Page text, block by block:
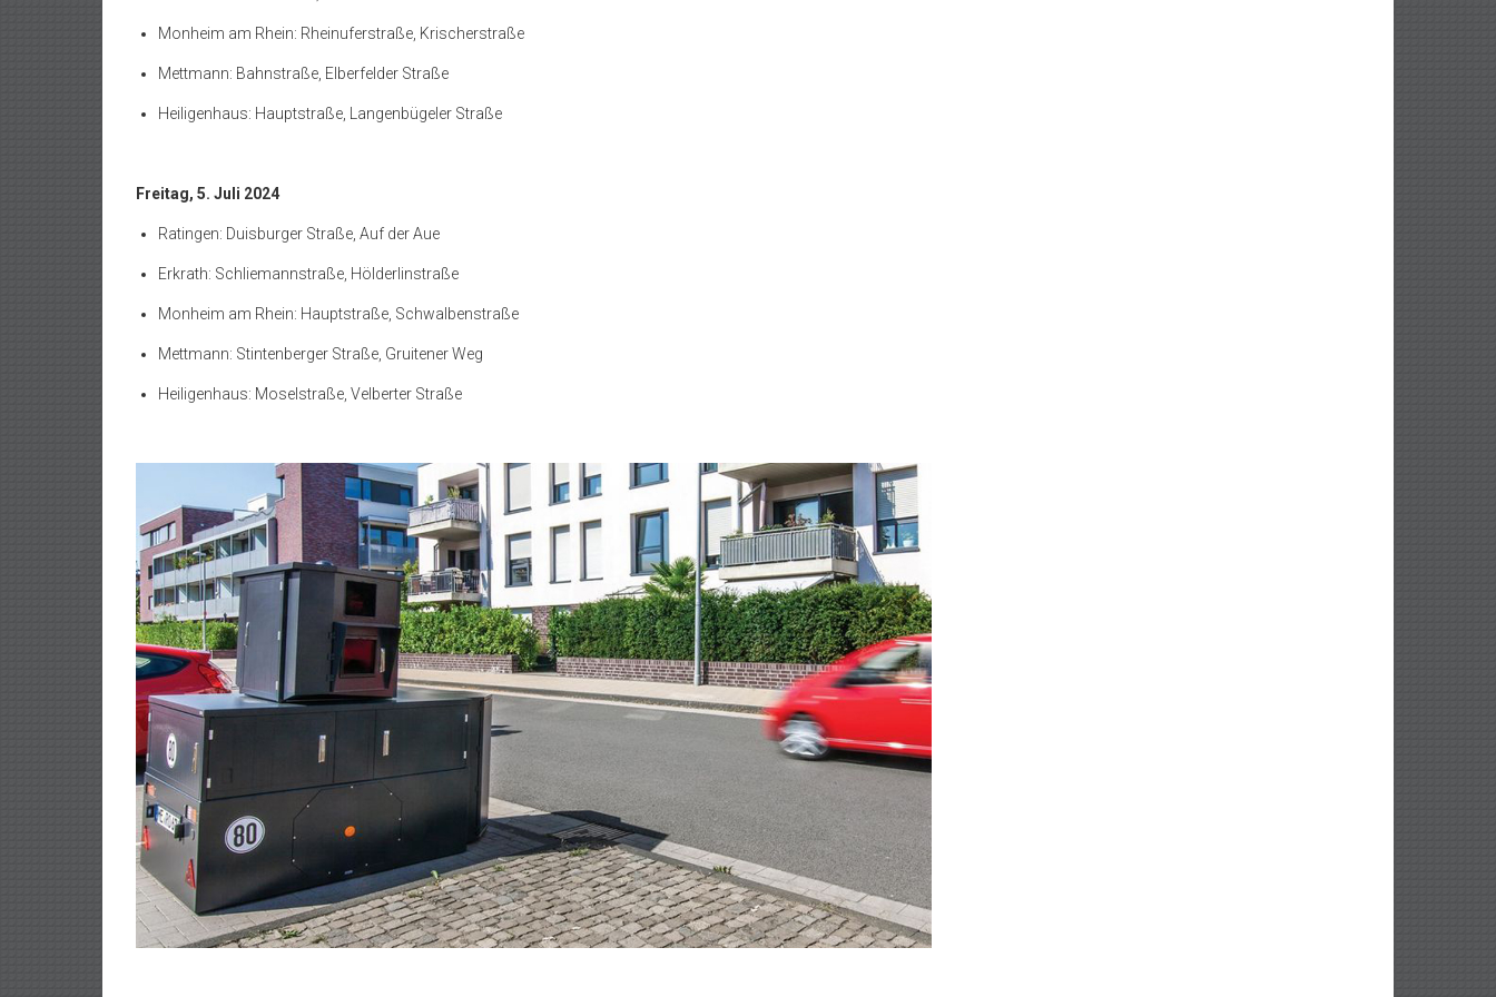
Monheim am Rhein: Rheinuferstraße, Krischerstraße
Mettmann: Bahnstraße, Elberfelder Straße
Heiligenhaus: Hauptstraße, Langenbügeler Straße
Freitag, 5. Juli 2024
Ratingen: Duisburger Straße, Auf der Aue
Erkrath: Schliemannstraße, Hölderlinstraße
Monheim am Rhein: Hauptstraße, Schwalbenstraße
Mettmann: Stintenberger Straße, Gruitener Weg
Heiligenhaus: Moselstraße, Velberter Straße